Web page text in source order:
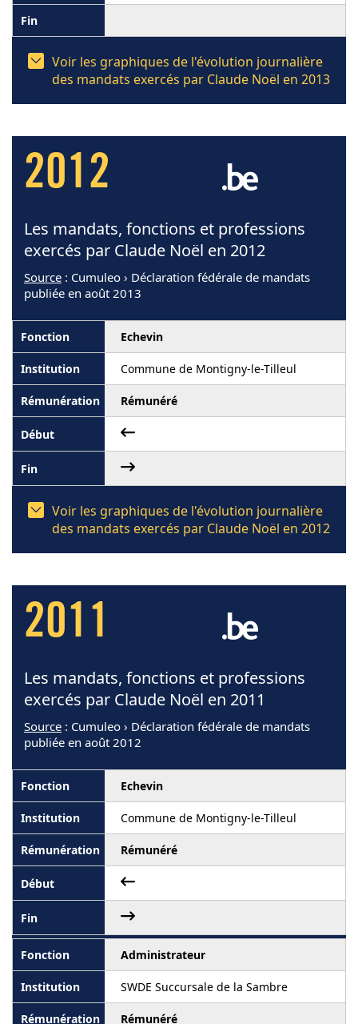
Voir les graphiques de l'évolution journalière
des mandats exercés par Claude Noël en 2013
2012
Les mandats, fonctions et professions
exercés par Claude Noël en 2012
Source : Cumuleo › Déclaration fédérale de mandats
publiée en août 2013
Echevin
Commune de Montigny-le-Tilleul
Rémunéré
Voir les graphiques de l'évolution journalière
des mandats exercés par Claude Noël en 2012
2011
Les mandats, fonctions et professions
exercés par Claude Noël en 2011
Source : Cumuleo › Déclaration fédérale de mandats
publiée en août 2012
Echevin
Commune de Montigny-le-Tilleul
Rémunéré
Administrateur
SWDE Succursale de la Sambre
Rémunéré